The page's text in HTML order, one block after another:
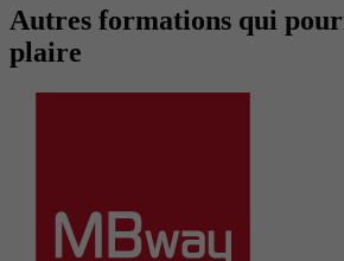
Autres formations qui
plaire